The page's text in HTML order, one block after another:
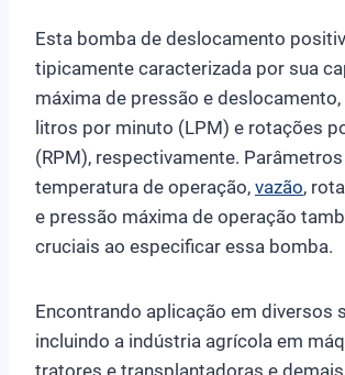
Esta bomba de deslocamento
tipicamente caracterizada por sua
máxima de pressão e
litros por minuto (LPM) e rotações
(RPM), respectivamente.
temperatura de operação, vazão,
e pressão máxima de operação
cruciais ao especificar essa bomba.
Encontrando aplicação em diversos
incluindo a indústria agrícola em
tratores e transplantadoras e